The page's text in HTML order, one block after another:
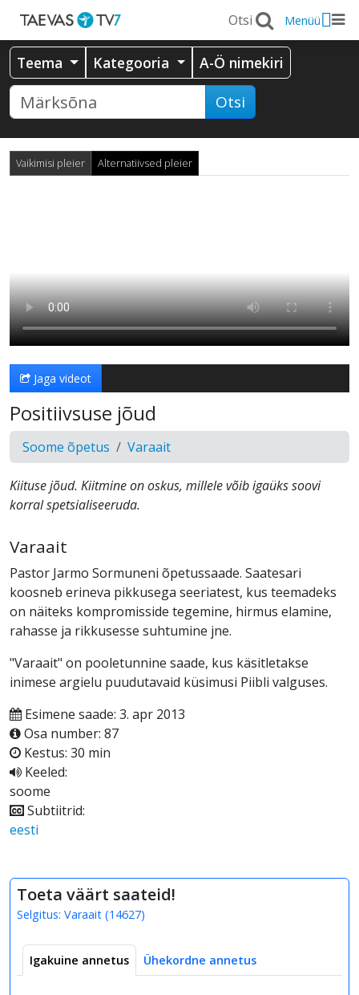
Menüü
Teema Kategooria A-Ö nimekiri
Otsi
Vaikimisi pleier Alternatiivsed pleier
Jaga videot
Positiivsuse jõud
Soome õpetus Varaait
Kiituse jõud. Kiitmine on oskus, millele võib igaüks soovi
korral spetsialiseeruda.
Varaait
Pastor Jarmo Sormuneni õpetussaade. Saatesari
koosneb erineva pikkusega seeriatest, kus teemadeks
on näiteks kompromisside tegemine, hirmus elamine,
rahasse ja rikkusesse suhtumine jne.
"Varaait" on pooletunnine saade, kus käsitletakse
inimese argielu puudutavaid küsimusi Piibli valguses.
Esimene saade: 3. apr 2013
Osa number: 87
Kestus: 30 min
Keeled:
soome
Subtiitrid:
eesti
Toeta väärt saateid!
Selgitus: Varaait (14627)
Igakuine annetus Ühekordne annetus